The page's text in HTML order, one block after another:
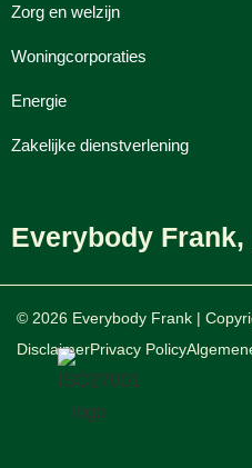
Zorg en welzijn
Woningcorporaties
Energie
Zakelijke dienstverlening
Everybody
© 2026 Everybody Frank |
DisclaimerPrivacy Policy